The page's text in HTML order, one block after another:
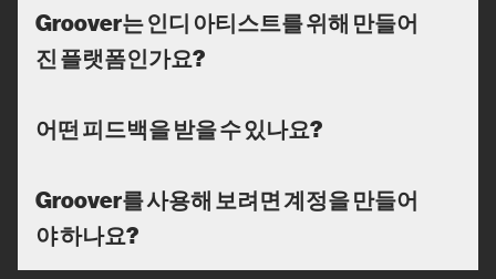
Groover는 인디 아티스트를 위해 만들어
진 플랫폼인가요?
어떤 피드백을 받을 수 있나요?
Groover를 사용해 보려면 계정을 만들어
야 하나요?